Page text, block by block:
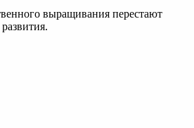
выращивания перестают